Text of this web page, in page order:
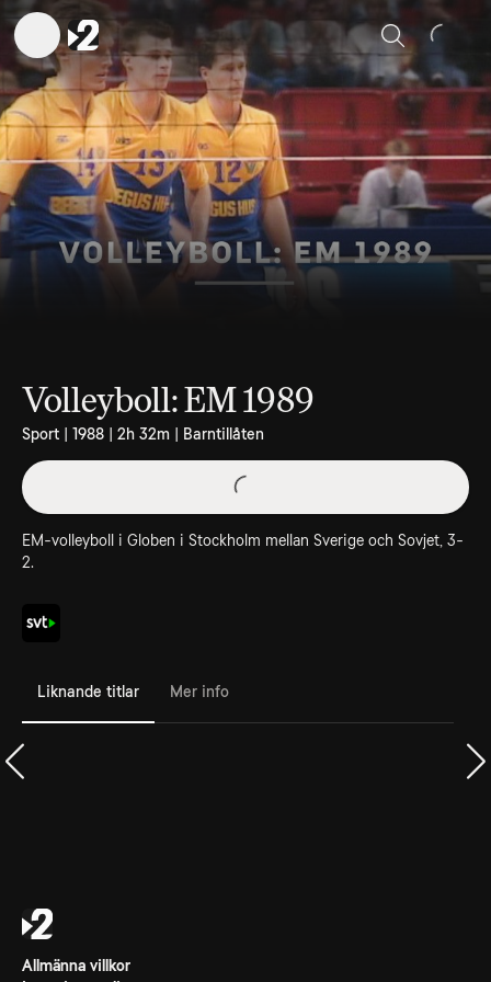
Sök
Volleyboll: EM 1989
Sport | 1988 | 2h 32m | Barntillåten
EM-volleyboll i Globen i Stockholm mellan Sverige och Sovjet, 3-
2.
Liknande titlar Mer info
Allmänna villkor